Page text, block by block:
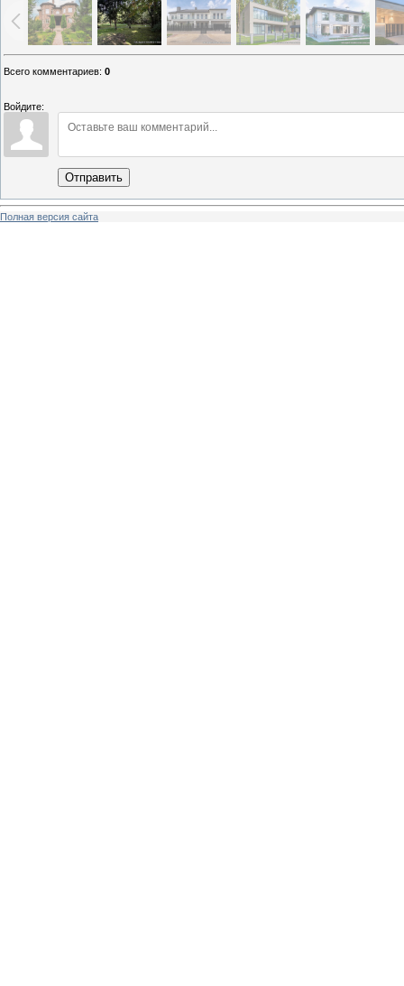
Всего комментариев: 0
Войдите:
Отправить
Полная версия сайта